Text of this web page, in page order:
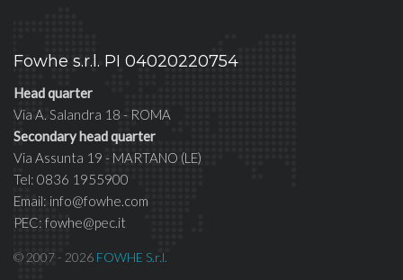
Fowhe s.r.l. PI 04020220754
Head quarter
Via A. Salandra 18 - ROMA
Secondary head quarter
Via Assunta 19 - MARTANO (LE)
Tel: 0836 1955900
Email: info@fowhe.com
PEC: fowhe@pec.it
© 2007 - 2026 FOWHE S.r.l.